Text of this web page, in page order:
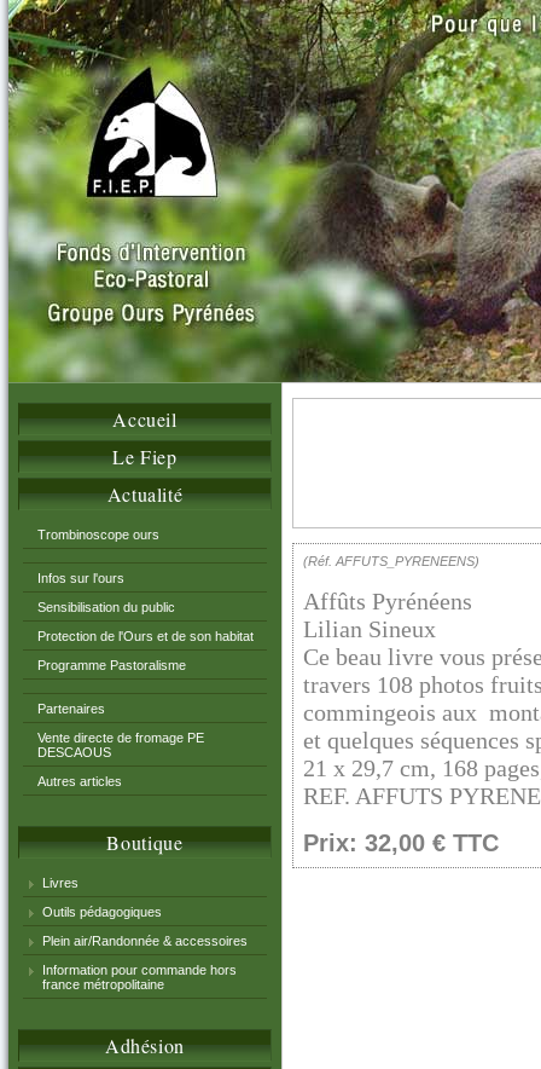
Accueil
Le Fiep
Actualité
Trombinoscope ours
Infos sur l'ours
Sensibilisation du public
Protection de l'Ours et de son habitat
Programme Pastoralisme
Partenaires
Vente directe de fromage PE
DESCAOUS
Autres articles
Boutique
Livres
Outils pédagogiques
Plein air/Randonnée & accessoires
Information pour commande hors
france métropolitaine
Adhésion
(Réf. AFFUTS_PYRENEENS)
Affûts Pyrénéens
Lilian Sineux
Ce beau livre vous
travers 108 photos
commingeois aux
et quelques séquences
21 x 29,7 cm, 168
REF. AFFUTS
Prix: 32,00 € TTC